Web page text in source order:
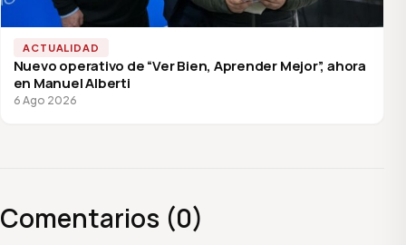
ACTUALIDAD
Nuevo operativo de “Ver Bien, Aprender Mejor”, ahora
en Manuel Alberti
6 Ago 2026
Comentarios (0)